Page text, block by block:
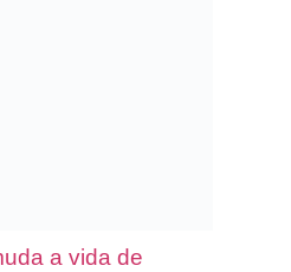
a vida de